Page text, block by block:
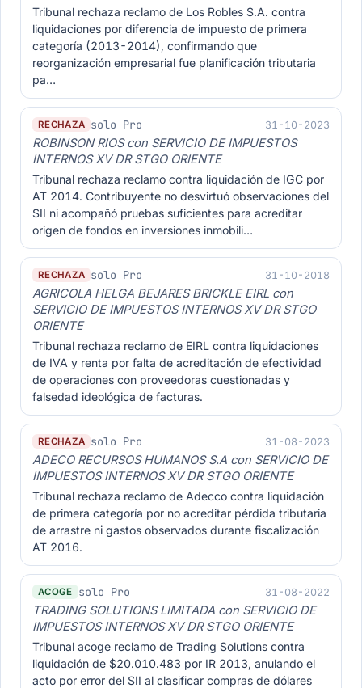
Tribunal rechaza reclamo de Los Robles S.A. contra
liquidaciones por diferencia de impuesto de primera
categoría (2013-2014), confirmando que
reorganización empresarial fue planificación tributaria
pa…
RECHAZA solo Pro 31-10-2023
ROBINSON RIOS con SERVICIO DE IMPUESTOS
INTERNOS XV DR STGO ORIENTE
Tribunal rechaza reclamo contra liquidación de IGC por
AT 2014. Contribuyente no desvirtuó observaciones del
SII ni acompañó pruebas suficientes para acreditar
origen de fondos en inversiones inmobili…
RECHAZA solo Pro 31-10-2018
AGRICOLA HELGA BEJARES BRICKLE EIRL con
SERVICIO DE IMPUESTOS INTERNOS XV DR STGO
ORIENTE
Tribunal rechaza reclamo de EIRL contra liquidaciones
de IVA y renta por falta de acreditación de efectividad
de operaciones con proveedoras cuestionadas y
falsedad ideológica de facturas.
RECHAZA solo Pro 31-08-2023
ADECO RECURSOS HUMANOS S.A con SERVICIO DE
IMPUESTOS INTERNOS XV DR STGO ORIENTE
Tribunal rechaza reclamo de Adecco contra liquidación
de primera categoría por no acreditar pérdida tributaria
de arrastre ni gastos observados durante fiscalización
AT 2016.
ACOGE solo Pro 31-08-2022
TRADING SOLUTIONS LIMITADA con SERVICIO DE
IMPUESTOS INTERNOS XV DR STGO ORIENTE
Tribunal acoge reclamo de Trading Solutions contra
liquidación de $20.010.483 por IR 2013, anulando el
acto por error del SII al clasificar compras de dólares